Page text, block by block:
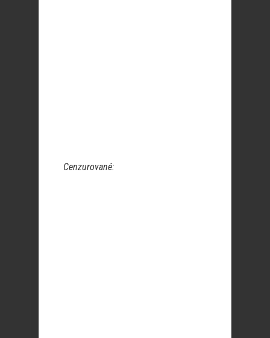
Cenzurované: